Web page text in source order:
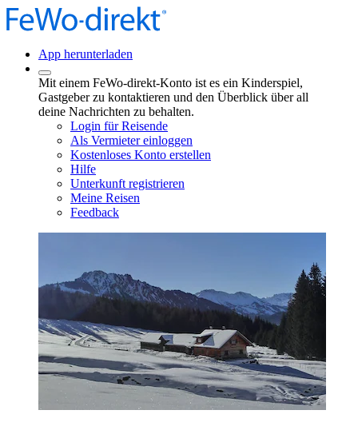
App herunterladen
Mit einem FeWo-direkt-Konto ist es ein Kinderspiel,
Gastgeber zu kontaktieren und den Überblick über all
deine Nachrichten zu behalten.
Login für Reisende
Als Vermieter einloggen
Kostenloses Konto erstellen
Hilfe
Unterkunft registrieren
Meine Reisen
Feedback